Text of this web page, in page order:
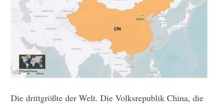
Die drittgrößte der Welt. Die Volksrepublik China, die